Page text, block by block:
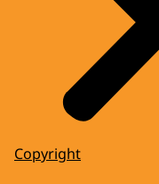
Copyright